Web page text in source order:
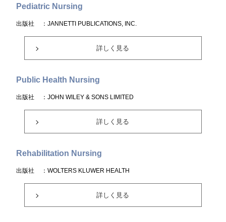
Pediatric Nursing
出版社 ：JANNETTI PUBLICATIONS, INC.
詳しく見る
Public Health Nursing
出版社 ：JOHN WILEY & SONS LIMITED
詳しく見る
Rehabilitation Nursing
出版社 ：WOLTERS KLUWER HEALTH
詳しく見る